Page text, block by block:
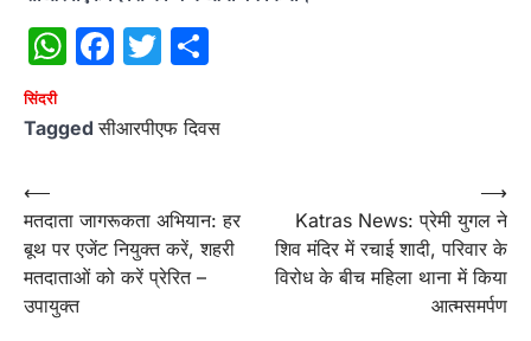
WhatsApp
Facebook
Twitter
सिंदरी
Taggedसीआरपीएफ दिवस
Post
navigation
⟵
मतदाता जागरूकता अभियान: हर
बूथ पर एजेंट नियुक्त करें, शहरी
मतदाताओं को करें प्रेरित –
उपायुक्त
Katras News: प्रेमी युगल ने
शिव मंदिर में रचाई शादी, परिवार के
विरोध के बीच महिला थाना में किया
आत्मसमर्पण
⟶